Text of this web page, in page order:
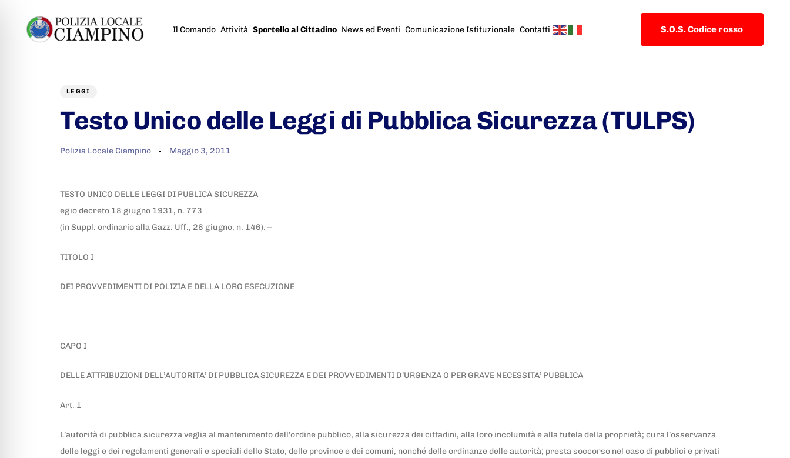
Il Comando Attività Sportello al Cittadino News ed Eventi Comunicazione Istituzionale Contatti S.O.S. Codice rosso
LEGGI
Testo Unico delle Leggi di Pubblica Sicurezza (TULPS)
Polizia Locale Ciampino Maggio 3, 2011
TESTO UNICO DELLE LEGGI DI PUBLICA SICUREZZA
egio decreto 18 giugno 1931, n. 773
(in Suppl. ordinario alla Gazz. Uff., 26 giugno, n. 146). –
TITOLO I
DEI PROVVEDIMENTI DI POLIZIA E DELLA LORO ESECUZIONE
CAPO I
DELLE ATTRIBUZIONI DELL’AUTORITA’ DI PUBBLICA SICUREZZA E DEI PROVVEDIMENTI D’URGENZA O PER GRAVE NECESSITA’ PUBBLICA
Art. 1
L’autorità di pubblica sicurezza veglia al mantenimento dell’ordine pubblico, alla sicurezza dei cittadini, alla loro incolumità e alla tutela della proprietà; cura l’osservanza
delle leggi e dei regolamenti generali e speciali dello Stato, delle province e dei comuni, nonché delle ordinanze delle autorità; presta soccorso nel caso di pubblici e privati